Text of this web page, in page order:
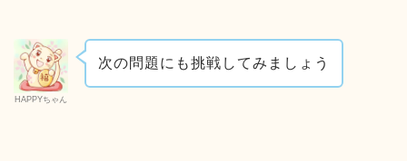
HAPPYちゃん
次の問題にも挑戦してみましょう